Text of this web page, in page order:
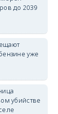
до 2039
уже
убийстве